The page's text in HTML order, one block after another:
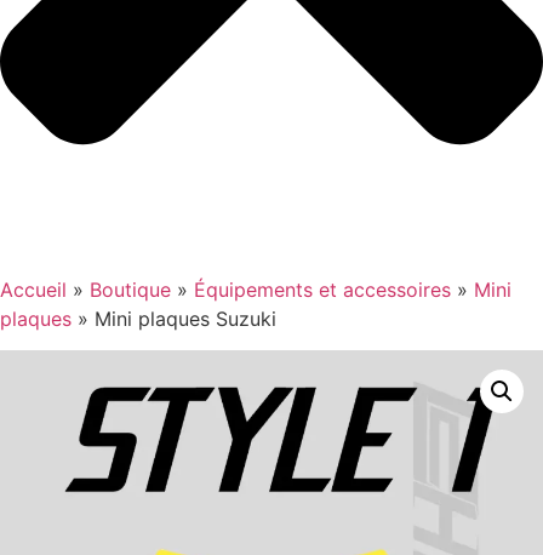
Accueil » Boutique » Équipements et accessoires » Mini
plaques » Mini plaques Suzuki